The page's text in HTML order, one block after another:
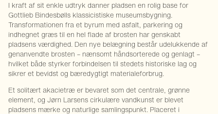
I kraft af sit enkle udtryk danner pladsen en rolig base for
Gottlieb Bindesbølls klassicistiske museumsbygning.
Transformationen fra et byrum med asfalt, parkering og
indhegnet græs til en hel flade af brosten har genskabt
pladsens værdighed. Den nye belægning består udelukkende af
genanvendte brosten – nænsomt håndsorterede og genlagt –
hvilket både styrker forbindelsen til stedets historiske lag og
sikrer et bevidst og bæredygtigt materialeforbrug.
Et solitært akacietræ er bevaret som det centrale, grønne
element, og Jørn Larsens cirkulære vandkunst er blevet
pladsens mærke og naturlige samlingspunkt. Placeret i